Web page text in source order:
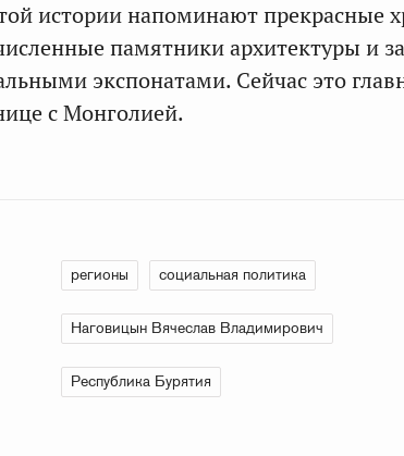
истории напоминают прекрасные
памятники архитектуры и
экспонатами. Сейчас это
с Монголией.
регионы социальная политика
Наговицын Вячеслав Владимирович
Республика Бурятия